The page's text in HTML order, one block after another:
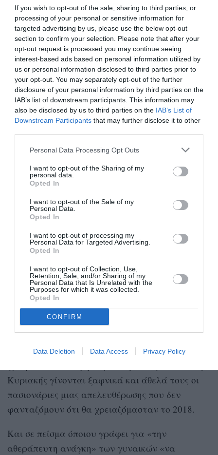
If you wish to opt-out of the sale, sharing to third parties, or
processing of your personal or sensitive information for
targeted advertising by us, please use the below opt-out
section to confirm your selection. Please note that after your
opt-out request is processed you may continue seeing
interest-based ads based on personal information utilized by
us or personal information disclosed to third parties prior to
your opt-out. You may separately opt-out of the further
disclosure of your personal information by third parties on the
IAB’s list of downstream participants. This information may
also be disclosed by us to third parties on the IAB’s List of
Downstream Participants that may further disclose it to other
Personal Data Processing Opt Outs
I want to opt-out of the Sharing of my
personal data.
Opted In
I want to opt-out of the Sale of my
Personal Data.
Opted In
I want to opt-out of processing my
Personal Data for Targeted Advertising.
Opted In
I want to opt-out of Collection, Use,
Retention, Sale, and/or Sharing of my
Personal Data that Is Unrelated with the
Purposes for which it was collected.
Opted In
CONFIRM
Data Deletion Data Access Privacy Policy
Κανείς δεν θα μου πει, κανείς δεν θα πει σε
καμία γυναίκα, είτε αυτή είναι η Κέιτ Χάντσον
και η Κάθριν Ζήτα Τζόουνς, που τις βλέπει όλος
ο πλανήτης σε απονομή που κάνει θέμα την
κακοποίηση των γυναικών, είτε η Ανθή η
κομμώτρια από τη Νίκαια, που βγάζει βόλτα το
σκυλί της, τι θα φορέσει.
Θα φοράμε ό,τι θέλουμε, όποτε θέλουμε και
όπου θέλουμε. Θα φοράμε ταγιέρ ενώ
μαγειρεύουμε και ζαρτιέρες στη δουλειά.
Τακούνια ενώ οδηγούμε και αθλητικά στο
τακούνια στο σουπερμάρκετ. Θα φοράμε
ντεκολτέ και μίνι και λεοπάρ και κολλητές
φούστες με σκισίματα και διάφανα φορέματα,
όχι γιατί θέλουμε να μας βιάσουν ή «να
πουλήσουμε σάρκα», αλλά γιατί από σάρκα
είμαστε φτιαγμένοι και, έκπληξη, σε όλους
αρέσει ένα ωραίο σώμα, το οποίο,
παρεμπιπτόντως δεν είναι φτιαγμένο μόνο για
σεξ.
Με αυτά τα αναχρονιστικά που βλέπω να
Κυριακής γίνονται ξαφνικά και άθελά τους οι
πασιονάριες μιας απελευθέρωσης που δεν
φανταζόμουν ότι θα χρειαζόμασταν το 2018.
Και σε πείσμα όποιου γράφει για «την
αθεράπευτη ανάγκη» των γυναικών «να